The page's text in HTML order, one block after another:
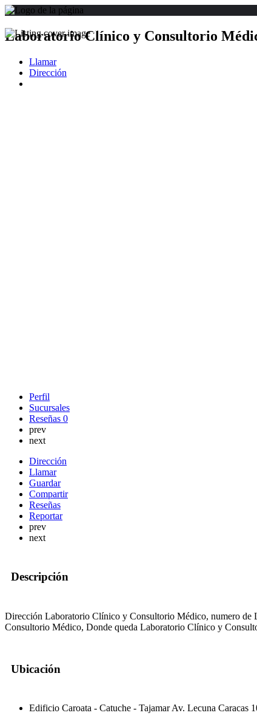
Laboratorio Clínico y Consultorio
Llamar
Dirección
Perfil
Sucursales
Reseñas 0
prev
next
Dirección
Llamar
Guardar
Compartir
Reseñas
Reportar
prev
next
Descripción
Dirección Laboratorio Clínico y Consultorio Médico, numero
Consultorio Médico, Donde queda Laboratorio Clínico y
Ubicación
Edificio Caroata - Catuche - Tajamar Av. Lecuna Caracas